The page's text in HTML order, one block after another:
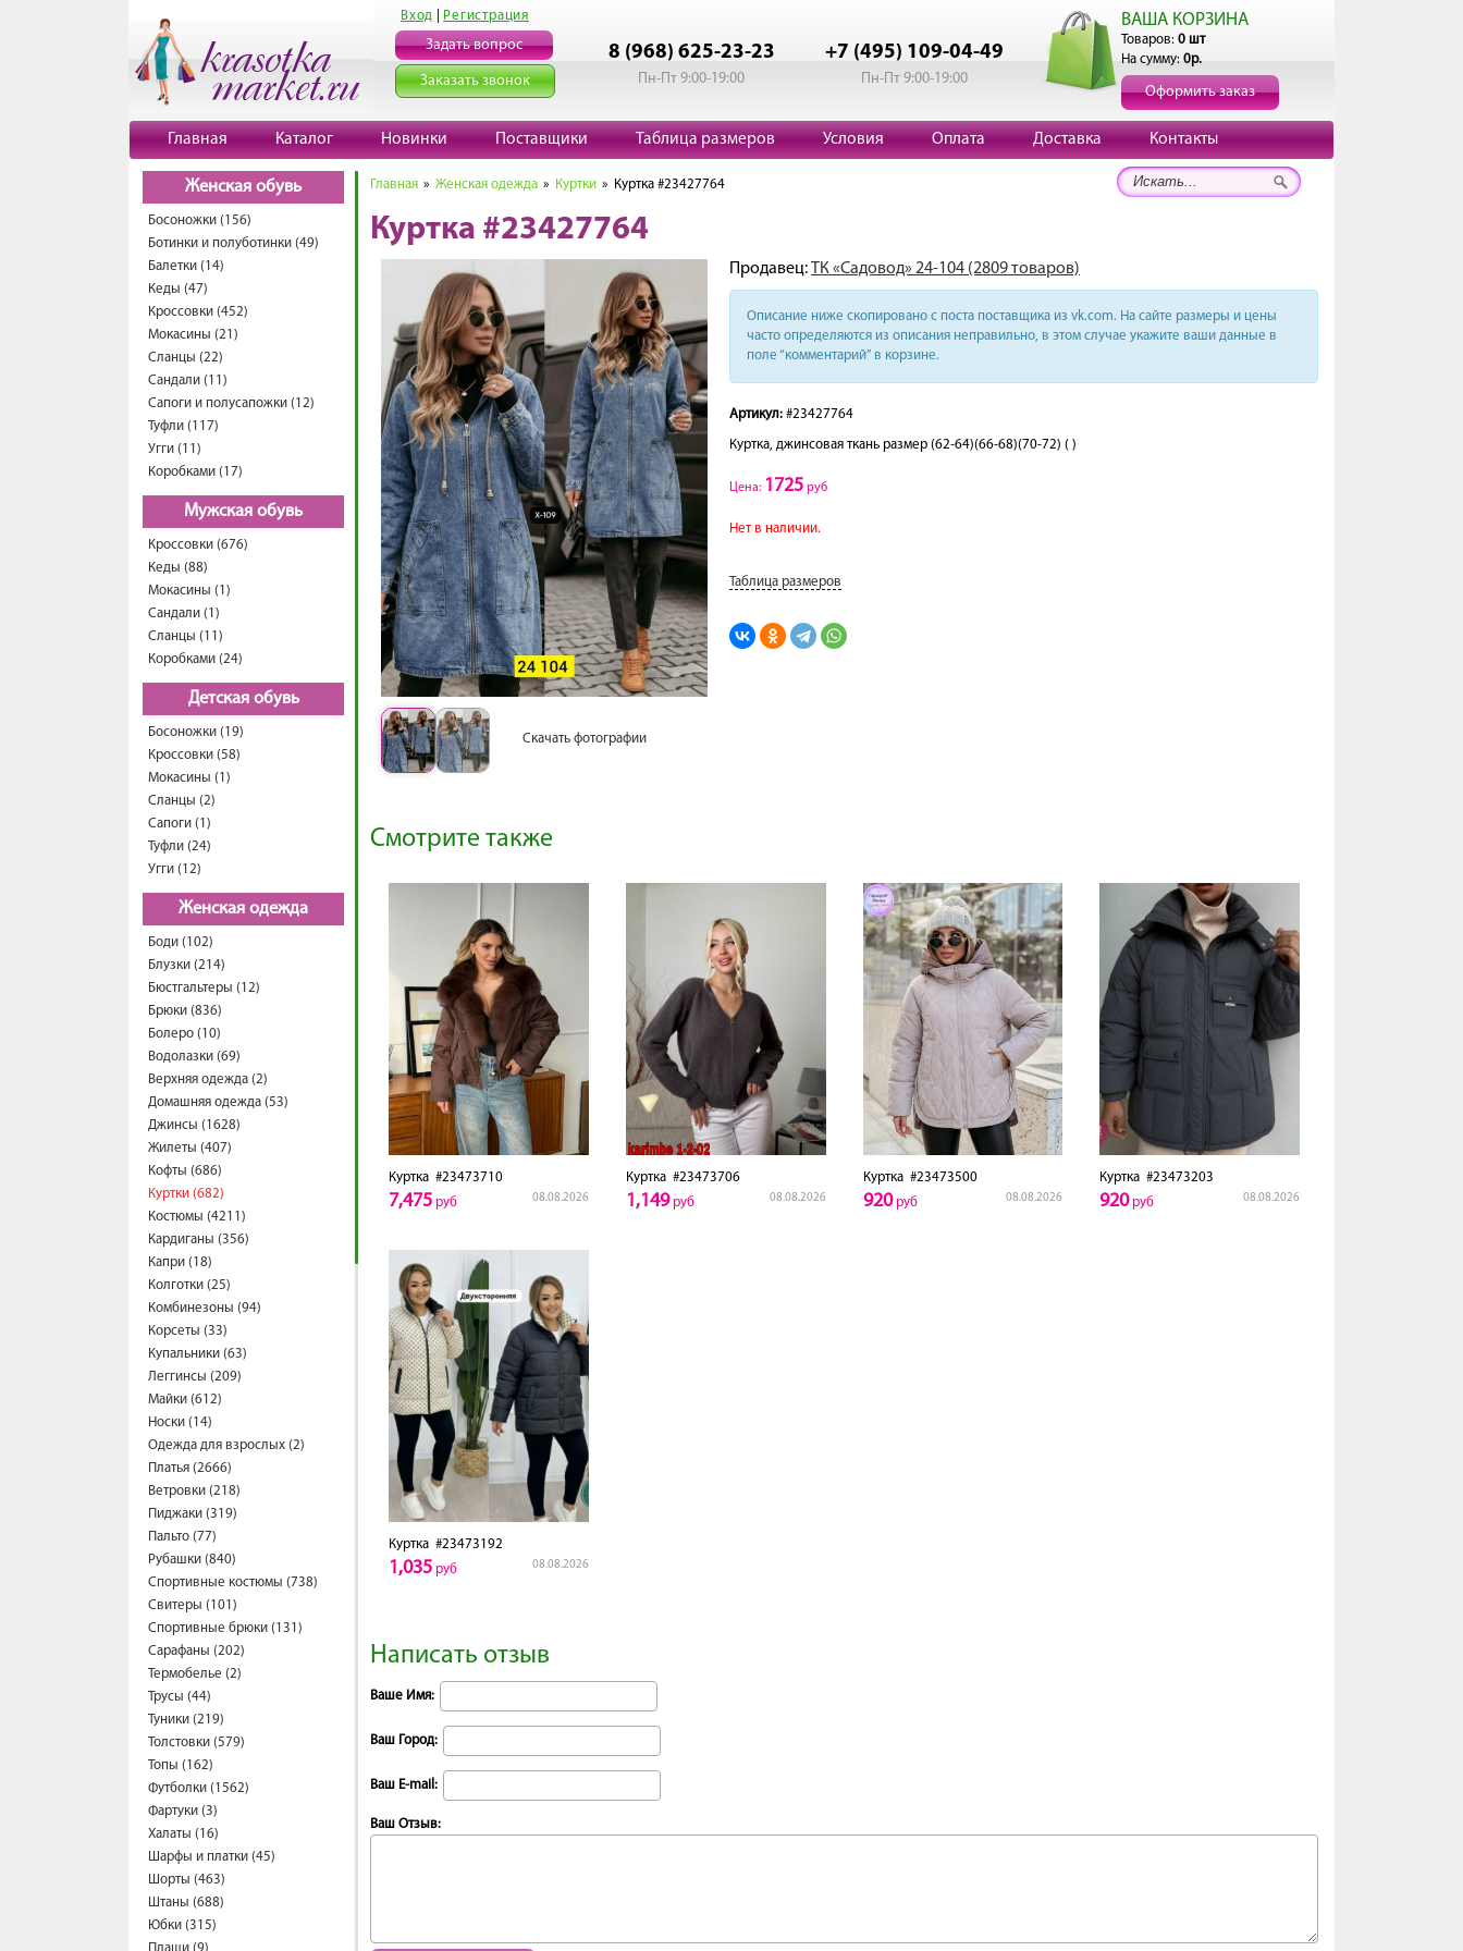
Вход Регистрация
Задать вопрос
Заказать звонок
8 (968) 625-23-23
Пн-Пт 9:00-19:00
+7 (495) 109-04-49
Пн-Пт 9:00-19:00
ВАША КОРЗИНА
Товаров: 0 шт
На сумму: 0р.
Оформить заказ
Главная Каталог Новинки Поставщики Таблица размеров Условия Оплата Доставка Контакты
Женская обувь
Босоножки (156)
Ботинки и полуботинки (49)
Балетки (14)
Кеды (47)
Кроссовки (452)
Мокасины (21)
Сланцы (22)
Сандали (11)
Сапоги и полусапожки (12)
Туфли (117)
Угги (11)
Коробками (17)
Мужская обувь
Кроссовки (676)
Кеды (88)
Мокасины (1)
Сандали (1)
Сланцы (11)
Коробками (24)
Детская обувь
Босоножки (19)
Кроссовки (58)
Мокасины (1)
Сланцы (2)
Сапоги (1)
Туфли (24)
Угги (12)
Женская одежда
Боди (102)
Блузки (214)
Бюстгальтеры (12)
Брюки (836)
Болеро (10)
Водолазки (69)
Верхняя одежда (2)
Домашняя одежда (53)
Джинсы (1628)
Жилеты (407)
Кофты (686)
Куртки (682)
Костюмы (4211)
Кардиганы (356)
Капри (18)
Колготки (25)
Комбинезоны (94)
Корсеты (33)
Купальники (63)
Леггинсы (209)
Майки (612)
Носки (14)
Одежда для взрослых (2)
Платья (2666)
Ветровки (218)
Пиджаки (319)
Пальто (77)
Рубашки (840)
Спортивные костюмы (738)
Свитеры (101)
Спортивные брюки (131)
Сарафаны (202)
Термобелье (2)
Трусы (44)
Туники (219)
Толстовки (579)
Топы (162)
Футболки (1562)
Фартуки (3)
Халаты (16)
Шарфы и платки (45)
Шорты (463)
Штаны (688)
Юбки (315)
Главная » Женская одежда » Куртки » Куртка #23427764
Куртка #23427764
Скачать фотографии
Продавец:ТК «Садовод» 24-104 (2809 товаров)
Описание ниже скопировано с поста поставщика из vk.com. На сайте размеры и цены
часто определяются из описания неправильно, в этом случае укажите ваши данные в
поле “комментарий” в корзине.
Артикул: #23427764
Куртка, джинсовая ткань размер (62-64)(66-68)(70-72) ( )
Цена: 1725 руб
Нет в наличии.
Таблица размеров
Смотрите также
Куртка #23473710
08.08.2026
7,475 руб
Куртка#23473706
08.08.2026
1,149руб
Куртка#23473500
08.08.2026
920руб
Куртка #23473203
08.08.2026
920руб
Куртка #23473192
08.08.2026
1,035 руб
Написать отзыв
Ваше Имя:
Ваш Город:
Ваш E-mail:
Ваш Отзыв: